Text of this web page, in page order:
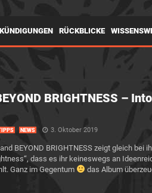
RÜCKBLICKE
BRIGHTNESS –
NEWS 3. Oktober 2019
BEYOND BRIGHTNESS zeigt gleich bei
dass es ihr keineswegs an
Ganz im Gegentum
das Album